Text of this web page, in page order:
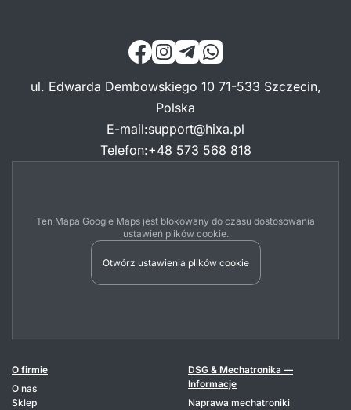
ul. Edwarda Dembowskiego 10 71-533 Szczecin,
Polska
E-mail:support@hixa.pl
Telefon:+48 573 568 818
Ten Mapa Google Maps jest blokowany do czasu dostosowania
ustawień plików cookie.
Otwórz ustawienia plików cookie
O firmie
O nas
Sklep
DSG & Mechatronika —
Informacje
Naprawa mechatroniki